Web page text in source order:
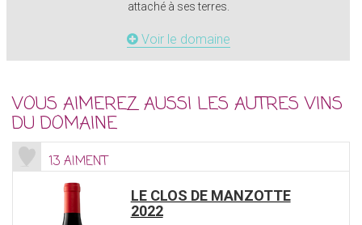
attaché à ses terres.
Voir le domaine
VOUS AIMEREZ AUSSI LES AUTRES VINS
DU DOMAINE
13 AIMENT
LE CLOS DE MANZOTTE
2022